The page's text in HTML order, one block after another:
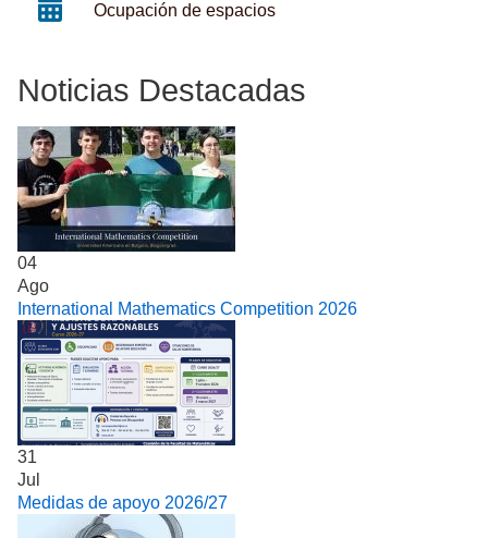
Ocupación de espacios
Noticias Destacadas
04
Ago
International Mathematics Competition 2026
31
Jul
Medidas de apoyo 2026/27